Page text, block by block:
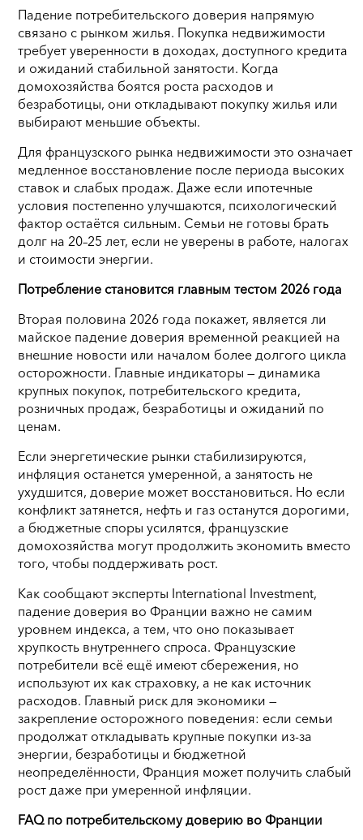
Падение потребительского доверия напрямую
связано с рынком жилья. Покупка недвижимости
требует уверенности в доходах, доступного кредита
и ожиданий стабильной занятости. Когда
домохозяйства боятся роста расходов и
безработицы, они откладывают покупку жилья или
выбирают меньшие объекты.
Для французского рынка недвижимости это означает
медленное восстановление после периода высоких
ставок и слабых продаж. Даже если ипотечные
условия постепенно улучшаются, психологический
фактор остаётся сильным. Семьи не готовы брать
долг на 20–25 лет, если не уверены в работе, налогах
и стоимости энергии.
Потребление становится главным тестом 2026 года
Вторая половина 2026 года покажет, является ли
майское падение доверия временной реакцией на
внешние новости или началом более долгого цикла
осторожности. Главные индикаторы — динамика
крупных покупок, потребительского кредита,
розничных продаж, безработицы и ожиданий по
ценам.
Если энергетические рынки стабилизируются,
инфляция останется умеренной, а занятость не
ухудшится, доверие может восстановиться. Но если
конфликт затянется, нефть и газ останутся дорогими,
а бюджетные споры усилятся, французские
домохозяйства могут продолжить экономить вместо
того, чтобы поддерживать рост.
Как сообщают эксперты International Investment,
падение доверия во Франции важно не самим
уровнем индекса, а тем, что оно показывает
хрупкость внутреннего спроса. Французские
потребители всё ещё имеют сбережения, но
используют их как страховку, а не как источник
расходов. Главный риск для экономики —
закрепление осторожного поведения: если семьи
продолжат откладывать крупные покупки из-за
энергии, безработицы и бюджетной
неопределённости, Франция может получить слабый
рост даже при умеренной инфляции.
FAQ по потребительскому доверию во Франции